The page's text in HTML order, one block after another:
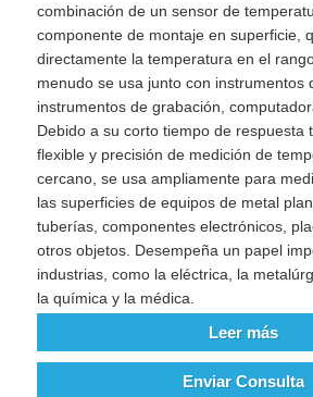
combinación de un sensor de
componente de montaje en superficie,
directamente la temperatura en el
menudo se usa junto con instrumentos
instrumentos de grabación,
Debido a su corto tiempo de respuesta
flexible y precisión de medición de
cercano, se usa ampliamente para
las superficies de equipos de metal
tuberías, componentes electrónicos,
otros objetos. Desempeña un papel
industrias, como la eléctrica, la
la química y la médica.
Leer más
Enviar Consulta